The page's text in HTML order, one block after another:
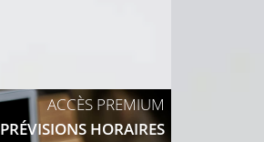
ACCÈS PREMIUM
PRÉVISIONS HORAIRES